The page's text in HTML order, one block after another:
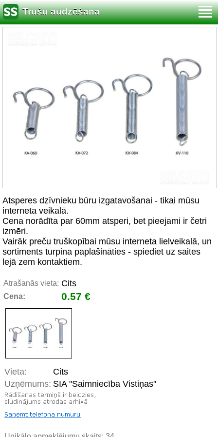
Trušu audzēšana
Atsperes dzīvnieku būru izgatavošanai - tikai mūsu
interneta veikalā.
Cena norādīta par 60mm atsperi, bet pieejami ir četri
izmēri.
Vairāk preču truškopībai mūsu interneta lielveikalā, un
sortiments turpina paplašināties - spiediet uz saites
lejā zem kontaktiem.
Atrašanās vieta: Cits
Cena: 0.57 €
Vieta:
Cits
Uzņēmums: SIA "Saimniecība Vistiņas"